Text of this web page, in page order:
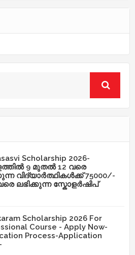
Scholarship 2026-
9 മുതൽ 12 വരെ
വിദ്യാർത്ഥികൾക്ക് 75000/-
ലഭിക്കുന്ന സ്കോളർഷിപ്
Scholarship 2026 For
Course - Apply Now-
Process-Application